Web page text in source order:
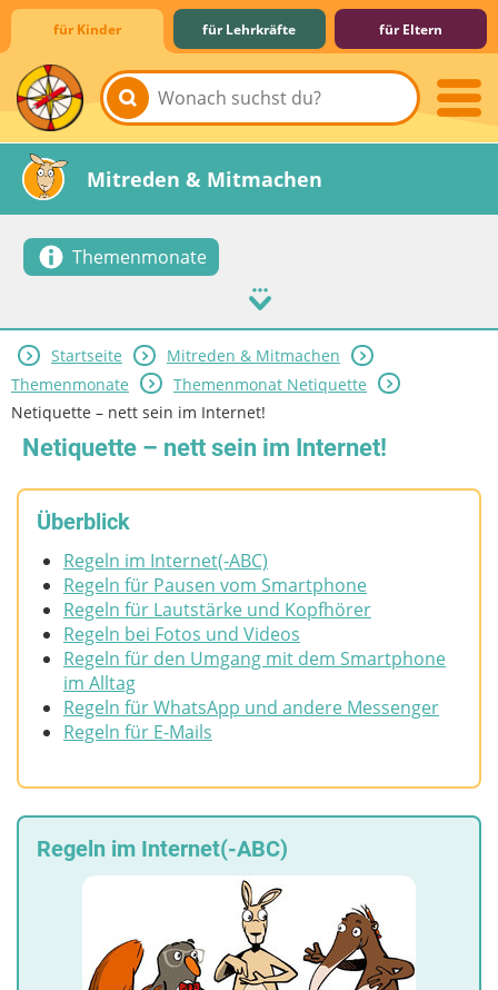
für Kinder für Lehrkräfte für Eltern
Lernen & Schule
Hobby & Freizeit
Spiel & Spaß
Mitreden & Mitmachen
Themenmonate
Startseite
Mitreden & Mitmachen
Themenmonate
Themenmonat Netiquette
Netiquette – nett sein im Internet!
Netiquette – nett sein im Internet!
Überblick
Regeln im Internet(-ABC)
Regeln für Pausen vom Smartphone
Regeln für Lautstärke und Kopfhörer
Regeln bei Fotos und Videos
Regeln für den Umgang mit dem Smartphone
im Alltag
Regeln für WhatsApp und andere Messenger
Regeln für E-Mails
Regeln im Internet(-ABC)